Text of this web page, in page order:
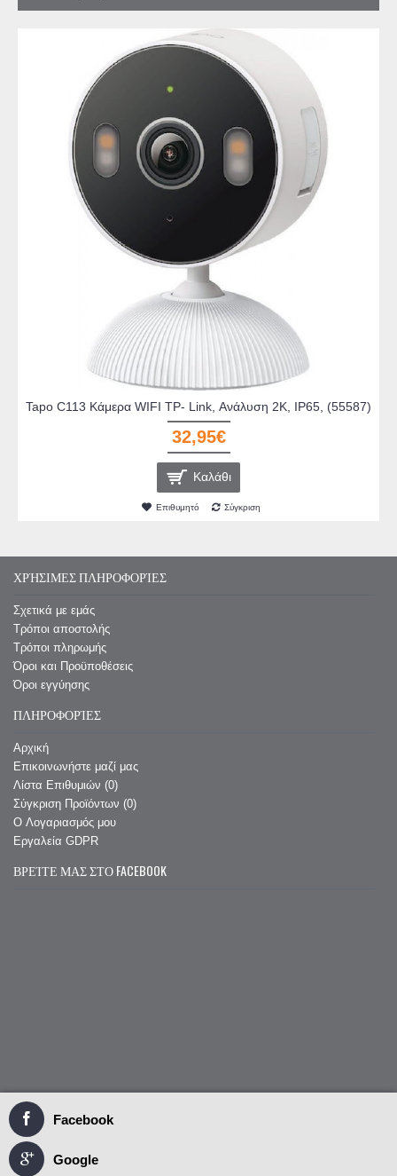
Tapo C113 Κάμερα WIFI TP- Link, Ανάλυση 2Κ, IP65, (55587)
32,95€
Καλάθι
Επιθυμητό Σύγκριση
ΧΡΉΣΙΜΕΣ ΠΛΗΡΟΦΟΡΊΕΣ
Σχετικά με εμάς
Τρόποι αποστολής
Τρόποι πληρωμής
Όροι και Προϋποθέσεις
Όροι εγγύησης
ΠΛΗΡΟΦΟΡΊΕΣ
Αρχική
Επικοινωνήστε μαζί μας
Λίστα Επιθυμιών (0)
Σύγκριση Προϊόντων (0)
O Λογαριασμός μου
Εργαλεία GDPR
ΒΡΕΊΤΕ ΜΑΣ ΣΤΟ FACEBOOK
Facebook
Google